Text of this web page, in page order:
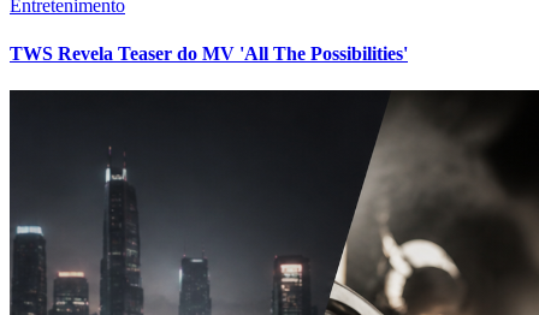
Entretenimento
TWS Revela Teaser do MV 'All The Possibilities'